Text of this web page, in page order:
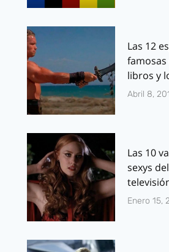
Las 12
famosas
libros y
Abril 8,
Las 10
sexys
Enero 15,